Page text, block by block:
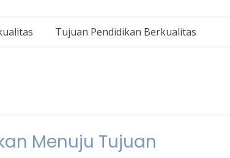
Tujuan Pendidikan Berkualitas
Menuju Tujuan